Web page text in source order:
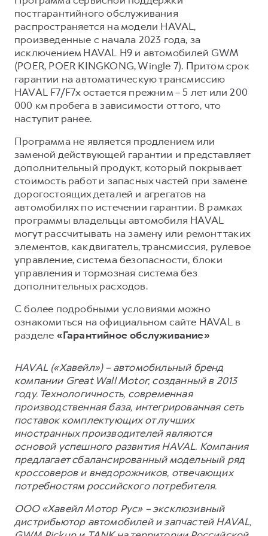
HAVAL Лизинг
АКСЕССУАРЫ HAVAL
Автомобильные аксессуары
Коллекция PRO
Коллекция Базовая
Коллекция Детская
АКСЕССУАРЫ HAVAL
Автомобильные аксессуары
Коллекция PRO
Коллекция Базовая
Коллекция Детская
постгарантийного обслуживания
распространяется на модели HAVAL,
произведенные с начала 2023 года, за
исключением HAVAL H9 и автомобилей GWM
(POER, POER KINGKONG, Wingle 7). Притом срок
гарантии на автоматическую трансмиссию
HAVAL F7/F7x остается прежним – 5 лет или 200
000 км пробега в зависимости от того, что
наступит ранее.
Программа не является продлением или
заменой действующей гарантии и представляет
дополнительный продукт, который покрывает
стоимость работ и запасных частей при замене
дорогостоящих деталей и агрегатов на
автомобилях по истечении гарантии. В рамках
программы владельцы автомобиля HAVAL
могут рассчитывать на замену или ремонт таких
элементов, как двигатель, трансмиссия, рулевое
управление, система безопасности, блоки
управления и тормозная система без
дополнительных расходов.
С более подробными условиями можно
ознакомиться на официальном сайте HAVAL в
разделе «Гарантийное обслуживание»
HAVAL («Хавейл») – автомобильный бренд
компании Great Wall Motor, созданный в 2013
году. Технологичность, современная
производственная база, интегрированная сеть
поставок комплектующих от лучших
иностранных производителей являются
основой успешного развития HAVAL. Компания
предлагает сбалансированный модельный ряд
кроссоверов и внедорожников, отвечающих
потребностям российского потребителя.
ООО «Хавейл Мотор Рус» – эксклюзивный
дистрибьютор автомобилей и запчастей HAVAL,